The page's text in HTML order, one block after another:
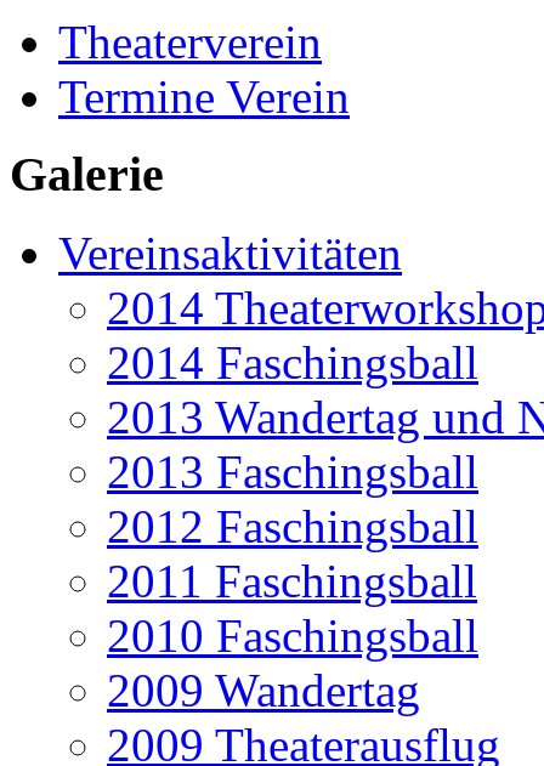
Theaterverein
Termine Verein
Galerie
Vereinsaktivitäten
2014
2014 Faschingsball
2013 Wandertag und
2013 Faschingsball
2012 Faschingsball
2011 Faschingsball
2010 Faschingsball
2009 Wandertag
2009 Theaterausflug